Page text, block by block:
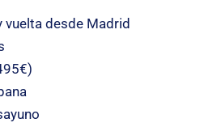
vuelta desde Madrid